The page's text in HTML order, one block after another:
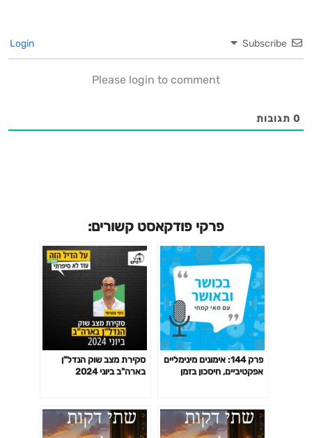
Subscribe
Please login to comment
0 תגובות
פרקי פודקאסט קשורים:
פרק 144: אימונים מינימליים
אפקטיביים, חיסכון בזמן
סקירת מצב שוק הנדל"ן
בארה"ב ביוני 2024